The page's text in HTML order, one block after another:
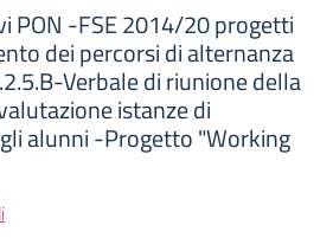
PON -FSE 2014/20 progetti
dei percorsi di alternanza
Verbale di riunione della
istanze di
alunni -Progetto "Working